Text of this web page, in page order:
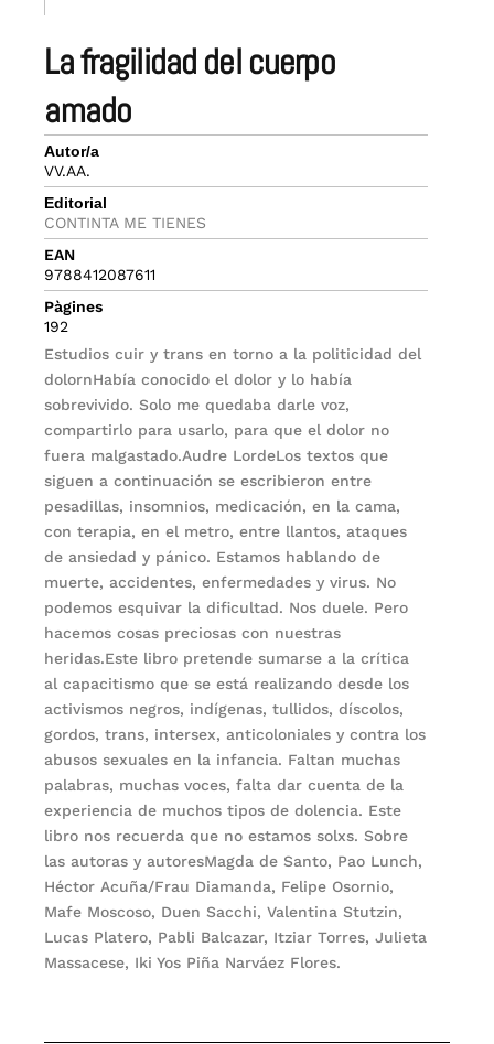
la fragilidad del cuerpo
amado
Autor/a
VV.AA.
Editorial
CONTINTA ME TIENES
EAN
9788412087611
Pàgines
192
Estudios cuir y trans en torno a la politicidad del
dolornHabía conocido el dolor y lo había
sobrevivido. Solo me quedaba darle voz,
compartirlo para usarlo, para que el dolor no
fuera malgastado.Audre LordeLos textos que
siguen a continuación se escribieron entre
pesadillas, insomnios, medicación, en la cama,
con terapia, en el metro, entre llantos, ataques
de ansiedad y pánico. Estamos hablando de
muerte, accidentes, enfermedades y virus. No
podemos esquivar la dificultad. Nos duele. Pero
hacemos cosas preciosas con nuestras
heridas.Este libro pretende sumarse a la crítica
al capacitismo que se está realizando desde los
activismos negros, indígenas, tullidos, díscolos,
gordos, trans, intersex, anticoloniales y contra los
abusos sexuales en la infancia. Faltan muchas
palabras, muchas voces, falta dar cuenta de la
experiencia de muchos tipos de dolencia. Este
libro nos recuerda que no estamos solxs. Sobre
las autoras y autoresMagda de Santo, Pao Lunch,
Héctor Acuña/Frau Diamanda, Felipe Osornio,
Mafe Moscoso, Duen Sacchi, Valentina Stutzin,
Lucas Platero, Pabli Balcazar, Itziar Torres, Julieta
Massacese, Iki Yos Piña Narváez Flores.